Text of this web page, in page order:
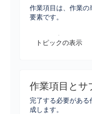
作業項目は、作業
要素です。
トピックの表示
作業項目とサ
完了する必要がある
成します。